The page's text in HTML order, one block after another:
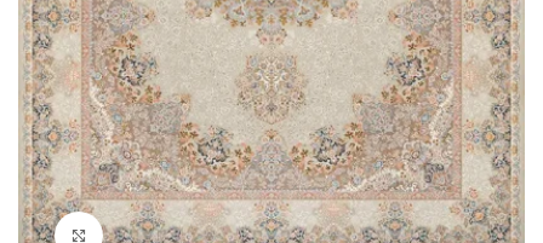
Click to enlarge